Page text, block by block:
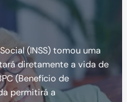
(INSS) tomou uma
diretamente a vida de
(Benefício de
permitirá a